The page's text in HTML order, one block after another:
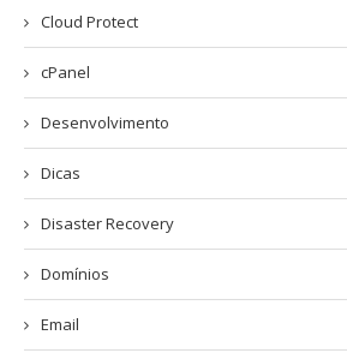
Cloud Protect
cPanel
Desenvolvimento
Dicas
Disaster Recovery
Domínios
Email